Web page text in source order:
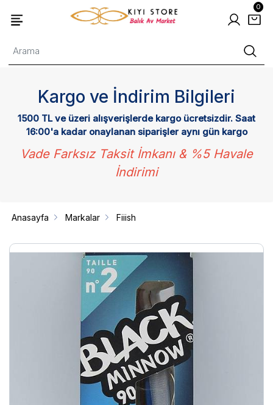
0
Kargo ve İndirim Bilgileri
1500 TL ve üzeri alışverişlerde kargo ücretsizdir. Saat
16:00'a kadar onaylanan siparişler aynı gün kargo
Vade Farksız Taksit İmkanı & %5 Havale
İndirimi
Anasayfa Markalar Fiiish